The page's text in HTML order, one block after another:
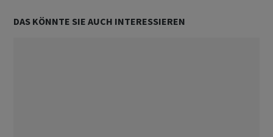
DAS KÖNNTE SIE AUCH INTERESSIEREN